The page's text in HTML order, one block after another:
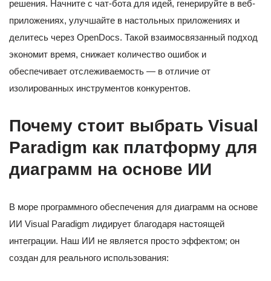
решения. Начните с чат-бота для идей, генерируйте в веб-
приложениях, улучшайте в настольных приложениях и
делитесь через OpenDocs. Такой взаимосвязанный подход
экономит время, снижает количество ошибок и
обеспечивает отслеживаемость — в отличие от
изолированных инструментов конкурентов.
Почему стоит выбрать Visual
Paradigm как платформу для
диаграмм на основе ИИ
В море программного обеспечения для диаграмм на основе
ИИ Visual Paradigm лидирует благодаря настоящей
интеграции. Наш ИИ не является просто эффектом; он
создан для реального использования: